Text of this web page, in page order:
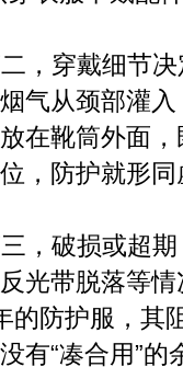
，穿戴细节决
气从颈部灌
在靴筒外面
，防护就形同
，破损或超期
光带脱落等
的防护服，其
有“凑合用”的